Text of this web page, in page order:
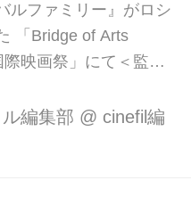
ルファミリー』がロシ
「Bridge of Arts
映画祭」にて＜監督
！ 矢口史靖監督の最新
ファミリー』が、先月
編集部 @ cinefil編